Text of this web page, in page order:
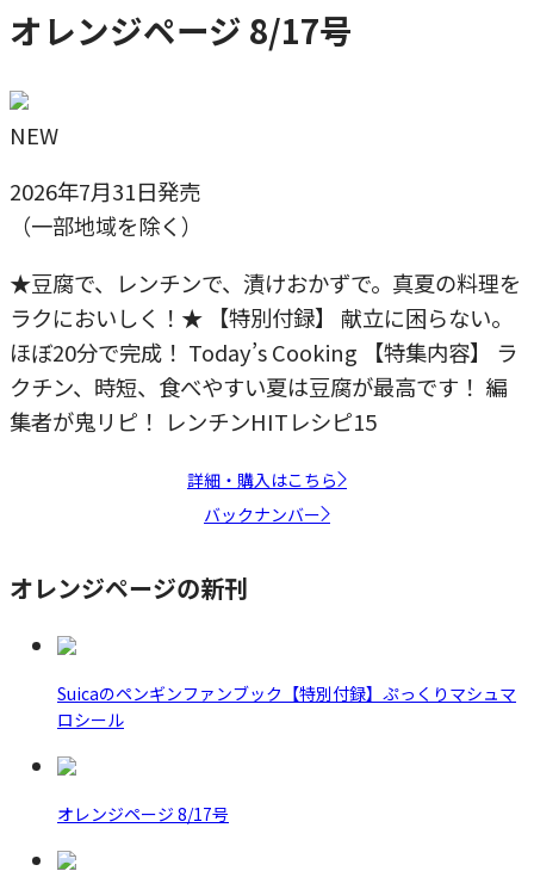
オレンジページ 8/17号
NEW
2026年7月31日発売
（一部地域を除く）
★豆腐で、レンチンで、漬けおかずで。真夏の料理を
ラクにおいしく！★ 【特別付録】 献立に困らない。
ほぼ20分で完成！ Today’s Cooking 【特集内容】 ラ
クチン、時短、食べやすい夏は豆腐が最高です！ 編
集者が鬼リピ！ レンチンHITレシピ15
詳細・購入はこちら
バックナンバー
オレンジページの新刊
Suicaのペンギンファンブック【特別付録】ぷっくりマシュマ
ロシール
オレンジページ 8/17号